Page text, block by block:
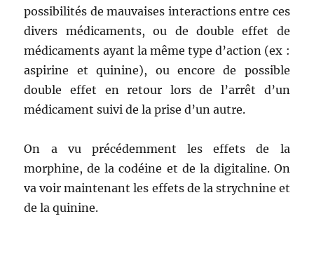
possibilités de mauvaises interactions entre ces
divers médicaments, ou de double effet de
médicaments ayant la même type d’action (ex :
aspirine et quinine), ou encore de possible
double effet en retour lors de l’arrêt d’un
médicament suivi de la prise d’un autre.
On a vu précédemment les effets de la
morphine, de la codéine et de la digitaline. On
va voir maintenant les effets de la strychnine et
de la quinine.